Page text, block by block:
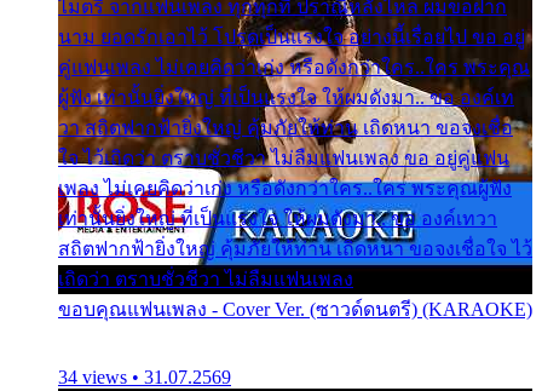
ไมตรี จากแฟนเพลง ทุกทุกที่ ปราณีหลั่งไหล ผมขอฝาก
นาม ยอดรักเอาไว้ โปรดเป็นแรงใจ อย่างนี้เรื่อยไป ขอ อยู่
คู่แฟนเพลง ไม่เคยคิดว่าเก่ง หรือดังกว่าใคร..ใคร พระคุณ
ผู้ฟัง เท่านั้นยิ่งใหญ่ ที่เป็นแรงใจ ให้ผมดังมา.. ขอ องค์เท
วา สถิตฟากฟ้ายิ่งใหญ่ คุ้มภัยให้ท่าน เถิดหนา ขอจงเชื่อ
ใจ ไว้เถิดว่า ตราบชั่วชีวา ไม่ลืมแฟนเพลง ขอ อยู่คู่แฟน
เพลง ไม่เคยคิดว่าเก่ง หรือดังกว่าใคร..ใคร พระคุณผู้ฟัง
เท่านั้นยิ่งใหญ่ ที่เป็นแรงใจ ให้ผมดังมา.. ขอ องค์เทวา
สถิตฟากฟ้ายิ่งใหญ่ คุ้มภัยให้ท่าน เถิดหนา ขอจงเชื่อใจ ไว้
เถิดว่า ตราบชั่วชีวา ไม่ลืมแฟนเพลง
ขอบคุณแฟนเพลง - Cover Ver. (ซาวด์ดนตรี) (KARAOKE)
34 views • 31.07.2569